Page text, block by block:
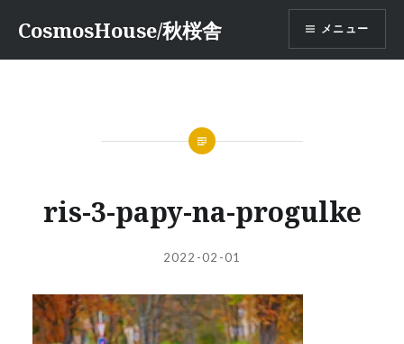
テ
CosmosHouse/秋桜舎 メニュー
ris-3-papy-na-progulke
投
者:
投
日:
2022-02-01